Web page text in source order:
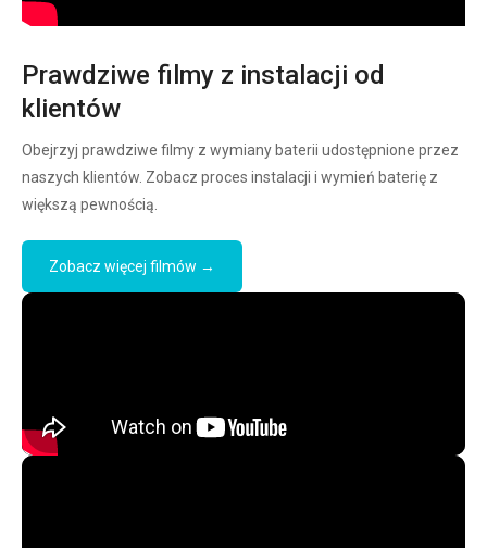
Prawdziwe filmy z instalacji od
klientów
Obejrzyj prawdziwe filmy z wymiany baterii udostępnione przez
naszych klientów. Zobacz proces instalacji i wymień baterię z
większą pewnością.
Zobacz więcej filmów →